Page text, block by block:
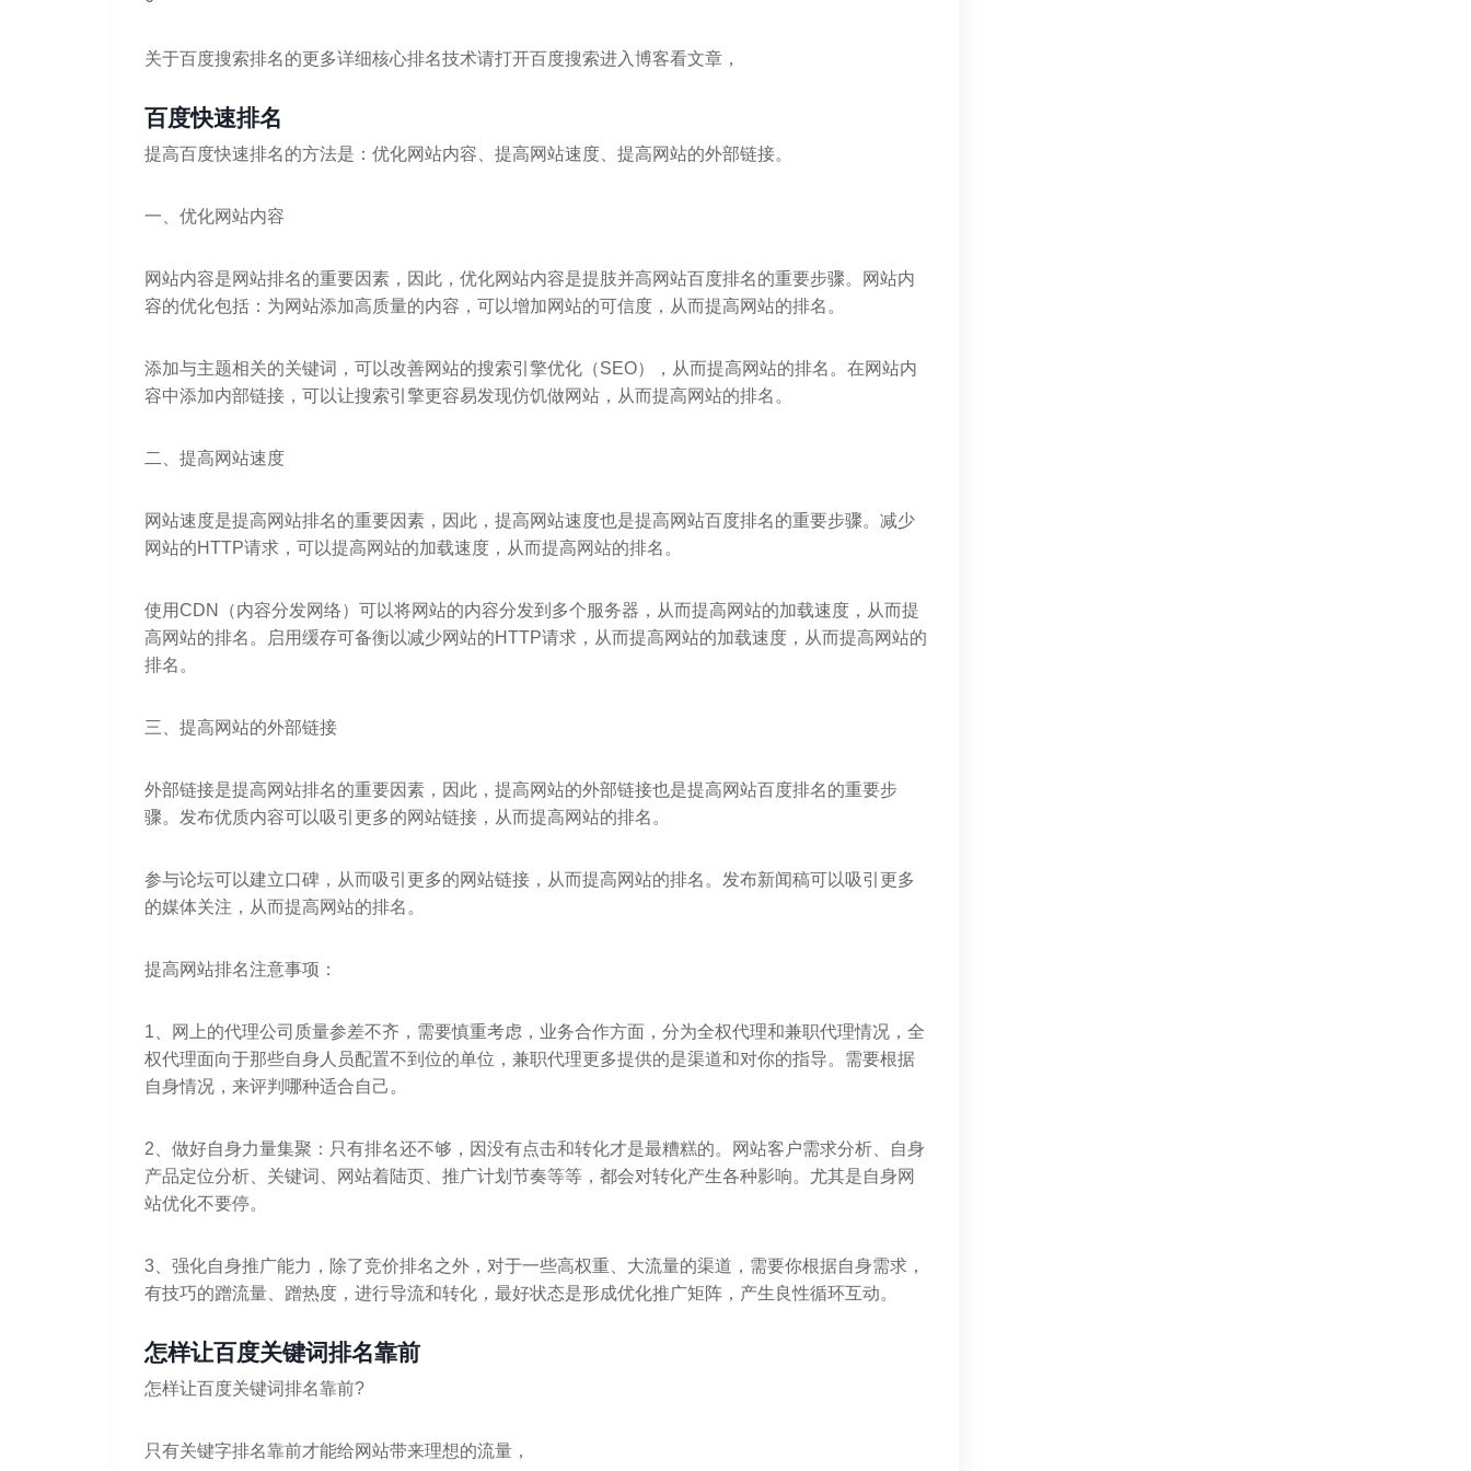
关于百度搜索排名的更多详细核心排名技术请打开百度搜索进入博客看文章，
百度快速排名
提高百度快速排名的方法是：优化网站内容、提高网站速度、提高网站的外部链接。
一、优化网站内容
网站内容是网站排名的重要因素，因此，优化网站内容是提肢并高网站百度排名的重要步骤。网站内
容的优化包括：为网站添加高质量的内容，可以增加网站的可信度，从而提高网站的排名。
添加与主题相关的关键词，可以改善网站的搜索引擎优化（SEO），从而提高网站的排名。在网站内
容中添加内部链接，可以让搜索引擎更容易发现仿饥做网站，从而提高网站的排名。
二、提高网站速度
网站速度是提高网站排名的重要因素，因此，提高网站速度也是提高网站百度排名的重要步骤。减少
网站的HTTP请求，可以提高网站的加载速度，从而提高网站的排名。
使用CDN（内容分发网络）可以将网站的内容分发到多个服务器，从而提高网站的加载速度，从而提
高网站的排名。启用缓存可备衡以减少网站的HTTP请求，从而提高网站的加载速度，从而提高网站的
排名。
三、提高网站的外部链接
外部链接是提高网站排名的重要因素，因此，提高网站的外部链接也是提高网站百度排名的重要步
骤。发布优质内容可以吸引更多的网站链接，从而提高网站的排名。
参与论坛可以建立口碑，从而吸引更多的网站链接，从而提高网站的排名。发布新闻稿可以吸引更多
的媒体关注，从而提高网站的排名。
提高网站排名注意事项：
1、网上的代理公司质量参差不齐，需要慎重考虑，业务合作方面，分为全权代理和兼职代理情况，全
权代理面向于那些自身人员配置不到位的单位，兼职代理更多提供的是渠道和对你的指导。需要根据
自身情况，来评判哪种适合自己。
2、做好自身力量集聚：只有排名还不够，因没有点击和转化才是最糟糕的。网站客户需求分析、自身
产品定位分析、关键词、网站着陆页、推广计划节奏等等，都会对转化产生各种影响。尤其是自身网
站优化不要停。
3、强化自身推广能力，除了竞价排名之外，对于一些高权重、大流量的渠道，需要你根据自身需求，
有技巧的蹭流量、蹭热度，进行导流和转化，最好状态是形成优化推广矩阵，产生良性循环互动。
怎样让百度关键词排名靠前
怎样让百度关键词排名靠前?
只有关键字排名靠前才能给网站带来理想的流量，